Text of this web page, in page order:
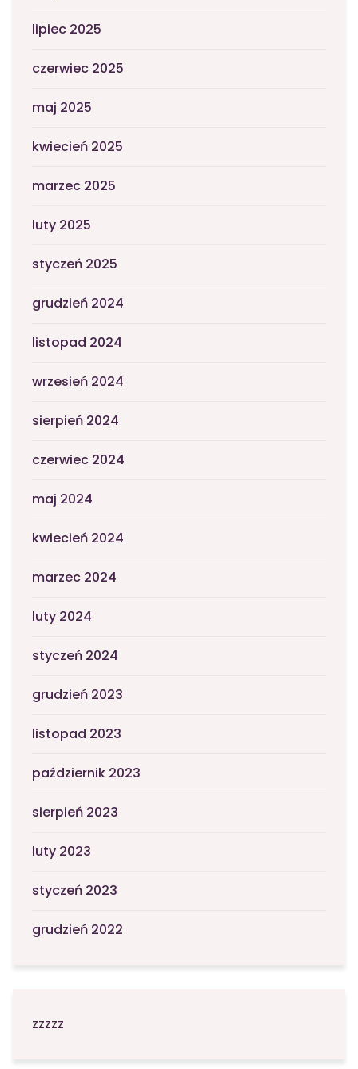
lipiec 2025
czerwiec 2025
maj 2025
kwiecień 2025
marzec 2025
luty 2025
styczeń 2025
grudzień 2024
listopad 2024
wrzesień 2024
sierpień 2024
czerwiec 2024
maj 2024
kwiecień 2024
marzec 2024
luty 2024
styczeń 2024
grudzień 2023
listopad 2023
październik 2023
sierpień 2023
luty 2023
styczeń 2023
grudzień 2022
zzzzz